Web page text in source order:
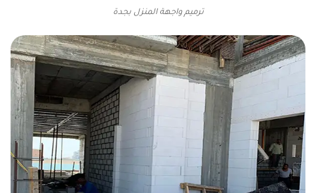
ترميم واجهة المنزل بجدة